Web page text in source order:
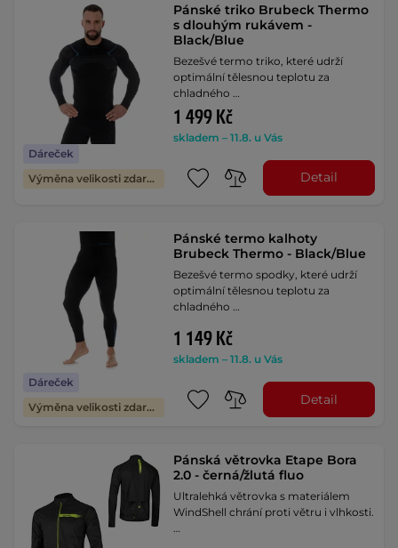
Dáreček
Výměna velikosti zdarma
Pánské triko Brubeck Thermo
s dlouhým rukávem -
Black/Blue
Bezešvé termo triko, které udrží
optimální tělesnou teplotu za
chladného …
1 499 Kč
skladem – 11.8. u Vás
Detail
Dáreček
Výměna velikosti zdarma
Pánské termo kalhoty
Brubeck Thermo - Black/Blue
Bezešvé termo spodky, které udrží
optimální tělesnou teplotu za
chladného …
1 149 Kč
skladem – 11.8. u Vás
Detail
Pánská větrovka Etape Bora
2.0 - černá/žlutá fluo
Ultralehká větrovka s materiálem
WindShell chrání proti větru i vlhkosti.
…